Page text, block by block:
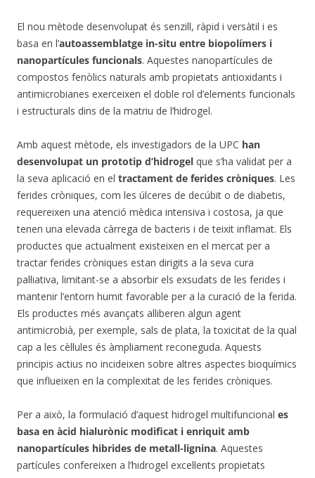
El nou mètode desenvolupat és senzill, ràpid i versàtil i es
basa en l’autoassemblatge in-situ entre biopolímers i
nanopartícules funcionals. Aquestes nanopartícules de
compostos fenòlics naturals amb propietats antioxidants i
antimicrobianes exerceixen el doble rol d’elements funcionals
i estructurals dins de la matriu de l’hidrogel.
Amb aquest mètode, els investigadors de la UPC han
desenvolupat un prototip d’hidrogel que s’ha validat per a
la seva aplicació en el tractament de ferides cròniques. Les
ferides cròniques, com les úlceres de decúbit o de diabetis,
requereixen una atenció mèdica intensiva i costosa, ja que
tenen una elevada càrrega de bacteris i de teixit inflamat. Els
productes que actualment existeixen en el mercat per a
tractar ferides cròniques estan dirigits a la seva cura
pal·liativa, limitant-se a absorbir els exsudats de les ferides i
mantenir l’entorn humit favorable per a la curació de la ferida.
Els productes més avançats alliberen algun agent
antimicrobià, per exemple, sals de plata, la toxicitat de la qual
cap a les cèl·lules és àmpliament reconeguda. Aquests
principis actius no incideixen sobre altres aspectes bioquímics
que influeixen en la complexitat de les ferides cròniques.
Per a això, la formulació d’aquest hidrogel multifuncional es
basa en àcid hialurònic modificat i enriquit amb
nanopartícules hibrides de metall-lignina. Aquestes
partícules confereixen a l’hidrogel excel·lents propietats